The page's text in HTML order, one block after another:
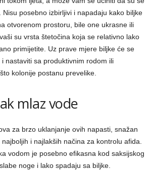
Nisu posebno izbirljivi i napadaju kako biljke
otvorenom prostoru, bile one ukrasne ili
su vrsta štetočina koja se relativno lako
primijetite. Uz prave mjere biljke će se
nastaviti sa produktivnim rodom ili
kolonije postanu prevelike.
mlaz vode
za brzo uklanjanje ovih napasti, snažan
i najlakših načina za kontrolu afida.
vodom je posebno efikasna kod saksijskog
noge i lako spadaju sa biljke.